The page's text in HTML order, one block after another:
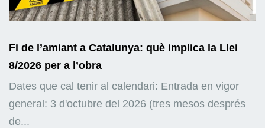
Fi de l’amiant a Catalunya: què implica la Llei
8/2026 per a l’obra
Dates que cal tenir al calendari: Entrada en vigor
general: 3 d'octubre del 2026 (tres mesos després
de...